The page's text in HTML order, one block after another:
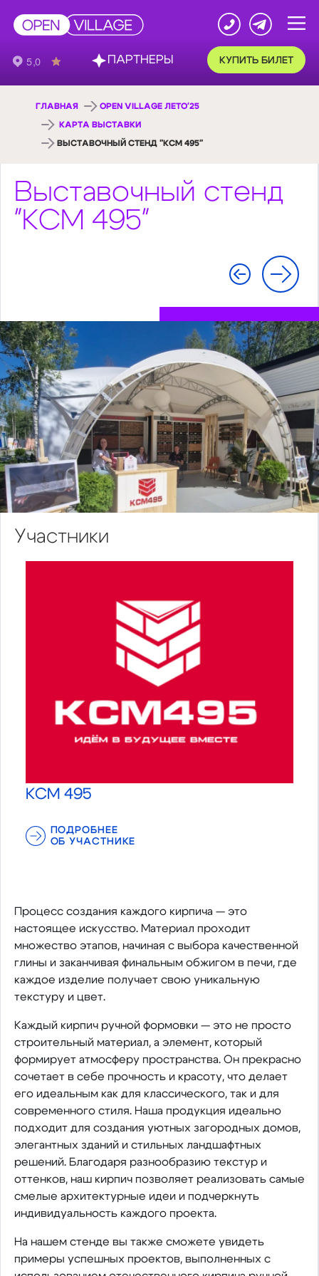
КУПИТЬ БИЛЕТ
ГЛАВНАЯ OPEN VILLAGE ЛЕТО'25
КАРТА ВЫСТАВКИ
ВЫСТАВОЧНЫЙ СТЕНД "КСМ 495"
Выставочный стенд
"КСМ 495"
Участники
КСМ 495
ПОДРОБНЕЕ
ОБ УЧАСТНИКЕ
Процесс создания каждого кирпича — это
настоящее искусство. Материал проходит
множество этапов, начиная с выбора качественной
глины и заканчивая финальным обжигом в печи, где
каждое изделие получает свою уникальную
текстуру и цвет.
Каждый кирпич ручной формовки — это не просто
строительный материал, а элемент, который
формирует атмосферу пространства. Он прекрасно
сочетает в себе прочность и красоту, что делает
его идеальным как для классического, так и для
современного стиля. Наша продукция идеально
подходит для создания уютных загородных домов,
элегантных зданий и стильных ландшафтных
решений. Благодаря разнообразию текстур и
оттенков, наш кирпич позволяет реализовать самые
смелые архитектурные идеи и подчеркнуть
индивидуальность каждого проекта.
На нашем стенде вы также сможете увидеть
примеры успешных проектов, выполненных с